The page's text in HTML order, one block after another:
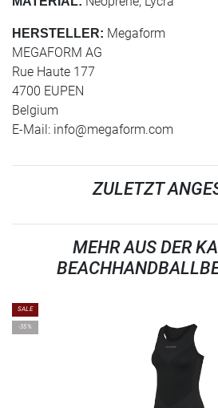
HERSTELLER: Megaform
MEGAFORM AG
Rue Haute 177
4700 EUPEN
Belgium
E-Mail: info@megaform.com
ZULETZT
MEHR AUS DER
SALE
-35%